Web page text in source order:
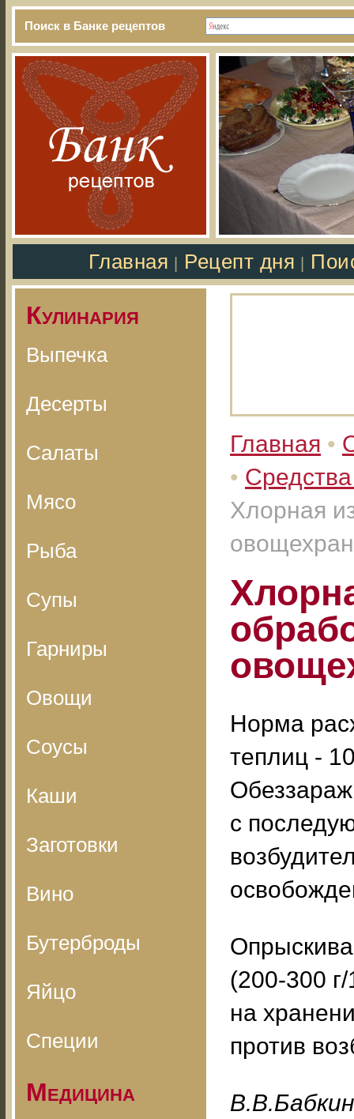
Поиск в Банке рецептов
Главная Рецепт дня
Кулинария
Выпечка
Десерты
Салаты
Мясо
Рыба
Супы
Гарниры
Овощи
Соусы
Каши
Заготовки
Вино
Бутерброды
Яйцо
Специи
Медицина
Главная •
•
Хлорная
Норма
теплиц -
с
(200-300
на
против
B.B.Бaбкин